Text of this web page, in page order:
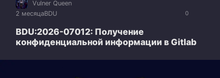
0
Vulner Queen
2 месяцаBDU
BDU:2026-07012: Получение
конфиденциальной информации в Gitlab